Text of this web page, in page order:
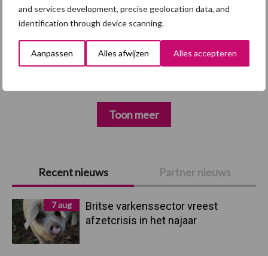
and services development, precise geolocation data, and
identification through device scanning.
Aanpassen Alles afwijzen Alles accepteren
Primaire
Sidebar
Recent nieuws Partner nieuws
7 aug
Britse varkenssector vreest
afzetcrisis in het najaar
Afrikaanse
varkenspest
Brachyspira
Toon meer